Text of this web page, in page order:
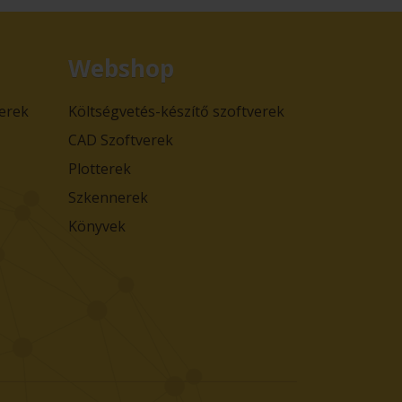
Webshop
Költségvetés-készítő szoftverek
CAD Szoftverek
Plotterek
Szkennerek
Könyvek